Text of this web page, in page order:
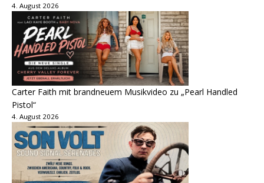
4. August 2026
Carter Faith mit brandneuem Musikvideo zu „Pearl Handled
Pistol“
4. August 2026